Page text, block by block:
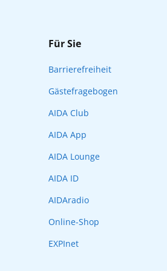
Für Sie
Barrierefreiheit
Gästefragebogen
AIDA Club
AIDA App
AIDA Lounge
AIDA ID
AIDAradio
Online-Shop
EXPInet